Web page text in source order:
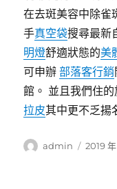
在去斑美容中除雀
手真空袋搜尋最新
明燈舒適狀態的美
可申辦部落客行銷
館。 並且我們住
拉皮其中更不乏揚
作
admin
發
2019